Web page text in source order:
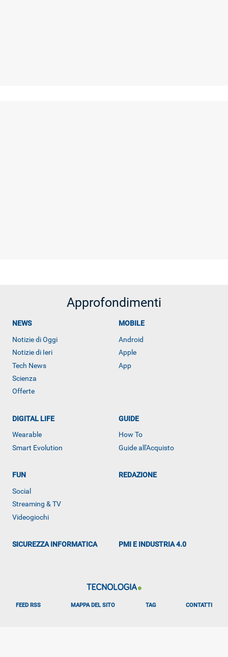
ALTRO
Approfondimenti
NEWS
Notizie di Oggi
Notizie di Ieri
Tech News
Scienza
Offerte
MOBILE
Android
Apple
App
DIGITAL LIFE
Wearable
Smart Evolution
GUIDE
How To
Guide all'Acquisto
FUN
Social
Streaming & TV
Videogiochi
REDAZIONE
SICUREZZA INFORMATICA PMI E INDUSTRIA 4.0
FEED RSS MAPPA DEL SITO TAG CONTATTI